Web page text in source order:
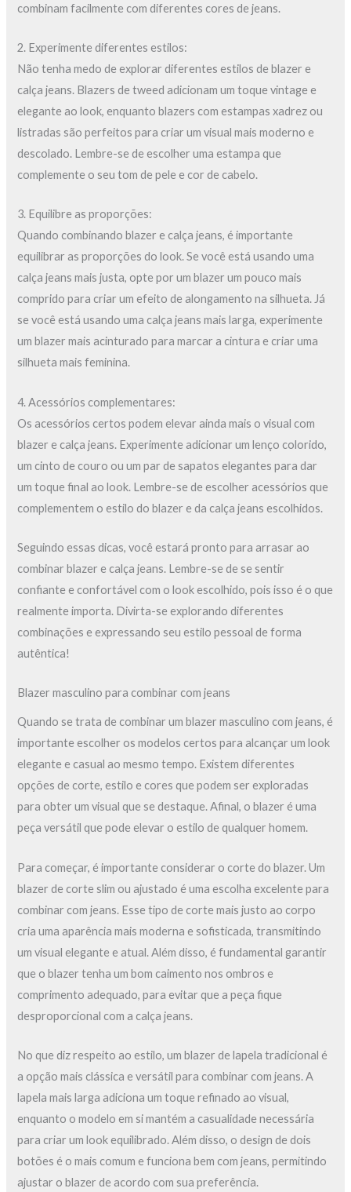
combinam facilmente com diferentes cores de jeans.
2. Experimente diferentes estilos:
Não tenha medo de explorar diferentes estilos de blazer e
calça jeans. Blazers de tweed adicionam um toque vintage e
elegante ao look, enquanto blazers com estampas xadrez ou
listradas são perfeitos para criar um visual mais moderno e
descolado. Lembre-se de escolher uma estampa que
complemente o seu tom de pele e cor de cabelo.
3. Equilibre as proporções:
Quando combinando blazer e calça jeans, é importante
equilibrar as proporções do look. Se você está usando uma
calça jeans mais justa, opte por um blazer um pouco mais
comprido para criar um efeito de alongamento na silhueta. Já
se você está usando uma calça jeans mais larga, experimente
um blazer mais acinturado para marcar a cintura e criar uma
silhueta mais feminina.
4. Acessórios complementares:
Os acessórios certos podem elevar ainda mais o visual com
blazer e calça jeans. Experimente adicionar um lenço colorido,
um cinto de couro ou um par de sapatos elegantes para dar
um toque final ao look. Lembre-se de escolher acessórios que
complementem o estilo do blazer e da calça jeans escolhidos.
Seguindo essas dicas, você estará pronto para arrasar ao
combinar blazer e calça jeans. Lembre-se de se sentir
confiante e confortável com o look escolhido, pois isso é o que
realmente importa. Divirta-se explorando diferentes
combinações e expressando seu estilo pessoal de forma
autêntica!
Blazer masculino para combinar com jeans
Quando se trata de combinar um blazer masculino com jeans, é
importante escolher os modelos certos para alcançar um look
elegante e casual ao mesmo tempo. Existem diferentes
opções de corte, estilo e cores que podem ser exploradas
para obter um visual que se destaque. Afinal, o blazer é uma
peça versátil que pode elevar o estilo de qualquer homem.
Para começar, é importante considerar o corte do blazer. Um
blazer de corte slim ou ajustado é uma escolha excelente para
combinar com jeans. Esse tipo de corte mais justo ao corpo
cria uma aparência mais moderna e sofisticada, transmitindo
um visual elegante e atual. Além disso, é fundamental garantir
que o blazer tenha um bom caimento nos ombros e
comprimento adequado, para evitar que a peça fique
desproporcional com a calça jeans.
No que diz respeito ao estilo, um blazer de lapela tradicional é
a opção mais clássica e versátil para combinar com jeans. A
lapela mais larga adiciona um toque refinado ao visual,
enquanto o modelo em si mantém a casualidade necessária
para criar um look equilibrado. Além disso, o design de dois
botões é o mais comum e funciona bem com jeans, permitindo
ajustar o blazer de acordo com sua preferência.